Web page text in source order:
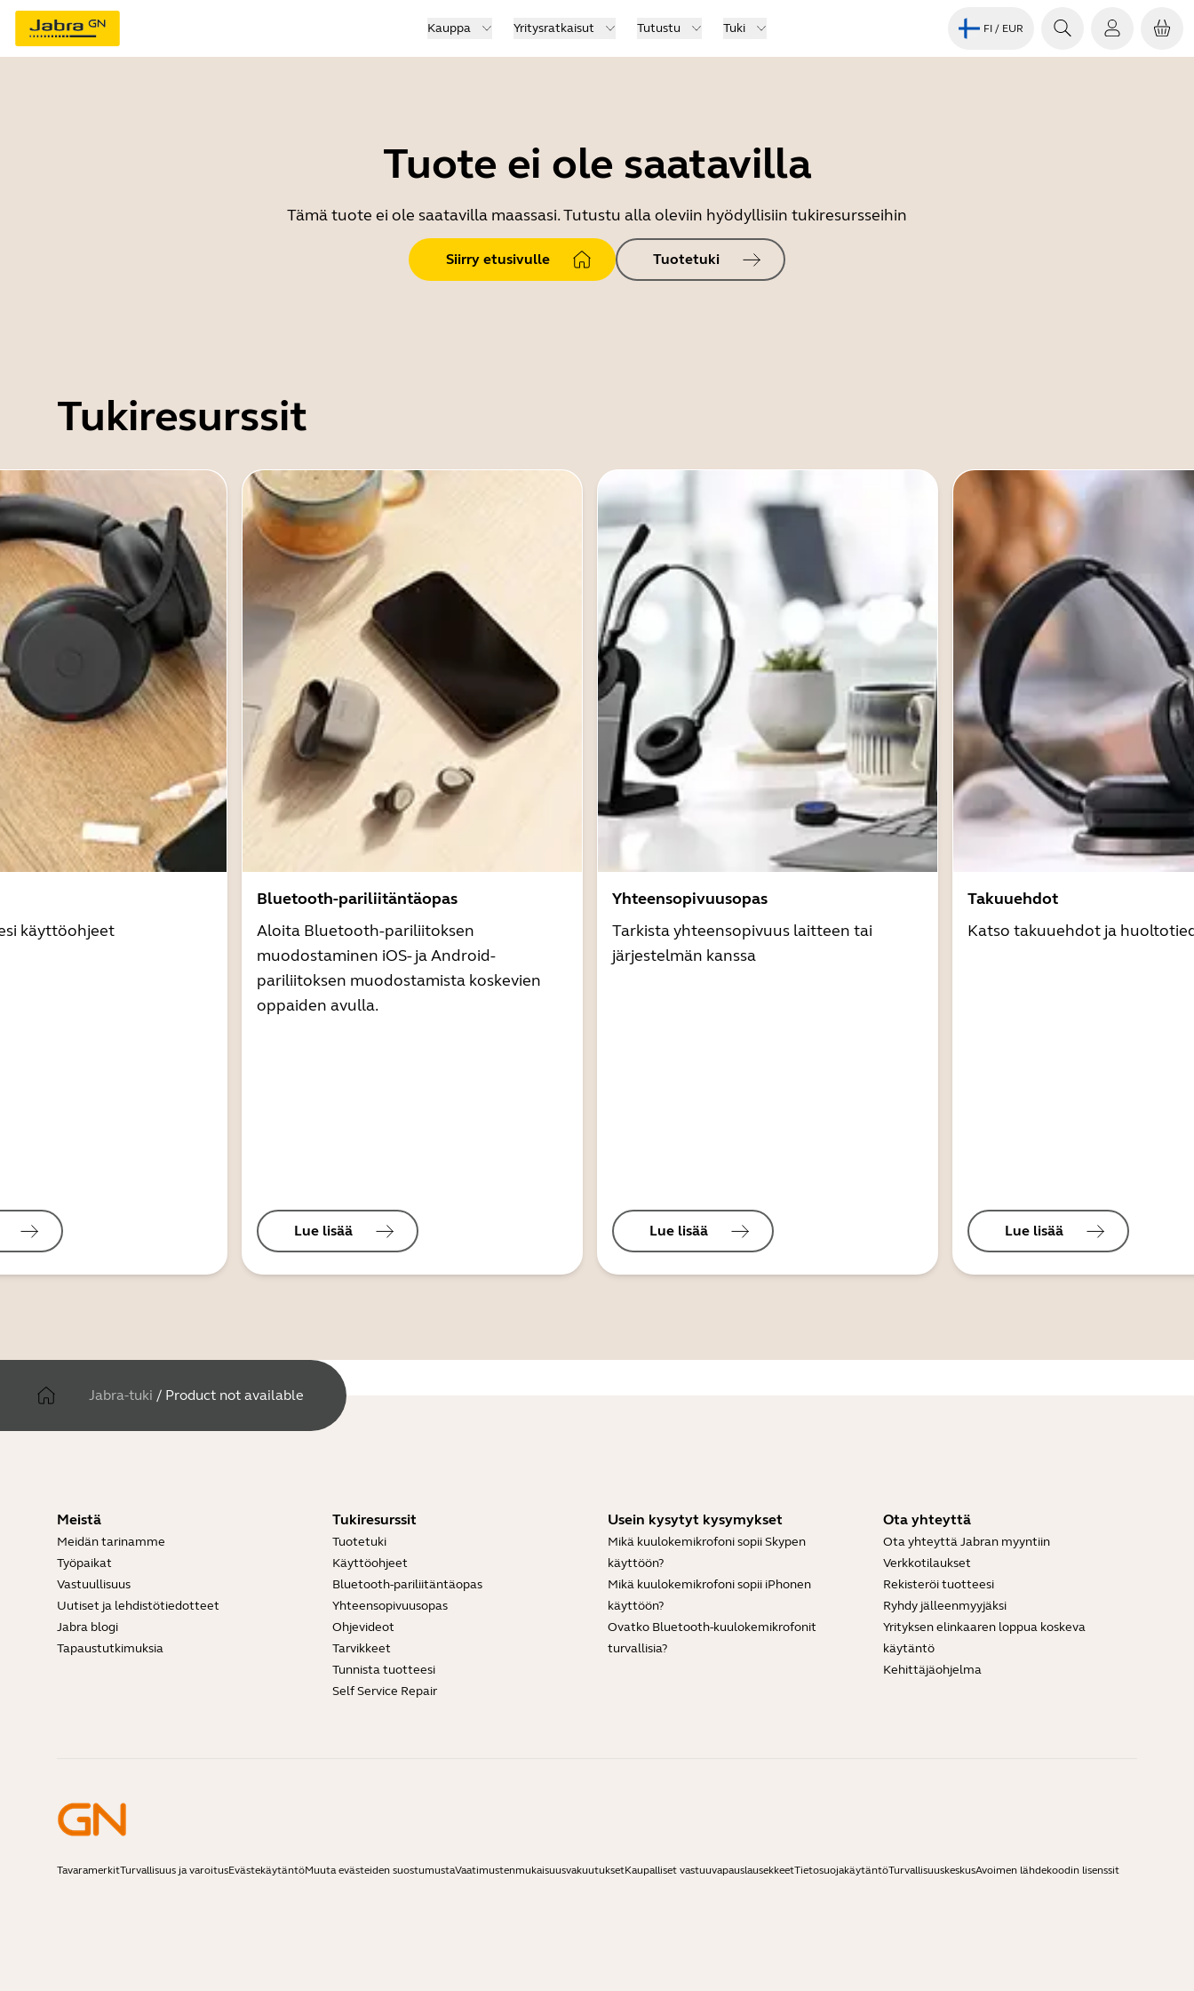
Kauppa Yritysratkaisut Tutustu Tuki FI / EUR
Tuote ei ole saatavilla
Tämä tuote ei ole saatavilla maassasi. Tutustu alla oleviin hyödyllisiin tukiresursseihin
Siirry etusivulle Tuotetuki
Tukiresurssit
käyttöohjeet
Bluetooth-pariliitäntäopas
Aloita Bluetooth-pariliitoksen
muodostaminen iOS- ja Android-
pariliitoksen muodostamista koskevien
oppaiden avulla.
Lue lisää
Yhteensopivuusopas
Tarkista yhteensopivuus laitteen tai
järjestelmän kanssa
Lue lisää
Takuuehdot
Katso takuuehdot ja
Lue lisää
Jabra-tuki / Product not available
Meistä
Meidän tarinamme
Työpaikat
Vastuullisuus
Uutiset ja lehdistötiedotteet
Jabra blogi
Tapaustutkimuksia
Tukiresurssit
Tuotetuki
Käyttöohjeet
Bluetooth-pariliitäntäopas
Yhteensopivuusopas
Ohjevideot
Tarvikkeet
Tunnista tuotteesi
Self Service Repair
Usein kysytyt kysymykset
Mikä kuulokemikrofoni sopii Skypen
käyttöön?
Mikä kuulokemikrofoni sopii iPhonen
käyttöön?
Ovatko Bluetooth-kuulokemikrofonit
turvallisia?
Ota yhteyttä
Ota yhteyttä Jabran myyntiin
Verkkotilaukset
Rekisteröi tuotteesi
Ryhdy jälleenmyyjäksi
Yrityksen elinkaaren loppua koskeva
käytäntö
Kehittäjäohjelma
TavaramerkitTurvallisuus ja varoitusEvästekäytäntöMuuta evästeiden suostumustaVaatimustenmukaisuusvakuutuksetKaupalliset vastuuvapauslausekkeetTietosuojakäytäntöTurvallisuuskeskusAvoimen lähdekoodin lisenssit